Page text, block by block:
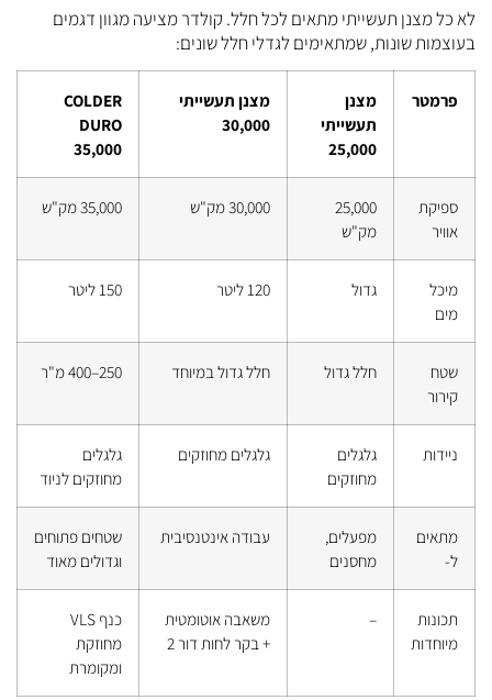
לא כל מצנן תעשייתי מתאים לכל חלל. קולדר מציעה מגוון דגמים
בעוצמות שונות, שמתאימים לגדלי חלל שונים:
פרמטר
מצנן
תעשייתי
25,000
מצנן תעשייתי
30,000
COLDER
DURO
35,000
ספיקת
אוויר
25,000
מק"ש
30,000 מק"ש 35,000 מק"ש
מיכל
מים
גדול 120 ליטר 150 ליטר
שטח
קירור
חלל גדול חלל גדול במיוחד 250–400 מ"ר
ניידות
גלגלים
מחוזקים
גלגלים מחוזקים
גלגלים
מחוזקים לניוד
מתאים
ל-
מפעלים,
מחסנים
עבודה אינטנסיבית
שטחים פתוחים
וגדולים מאוד
תכונות
מיוחדות
–
משאבה אוטומטית
+ בקר לחות דור 2
כנף VLS
מחוזקת
ומקומרת